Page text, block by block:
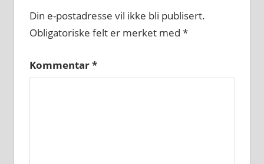
Din e-postadresse vil ikke bli publisert.
Obligatoriske felt er merket med *
Kommentar*